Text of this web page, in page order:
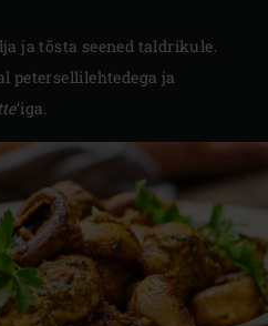
ja tõsta seened taldrikule.
petersellilehtedega ja
’iga.